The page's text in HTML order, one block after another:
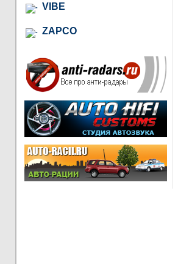
VIBE
ZAPCO